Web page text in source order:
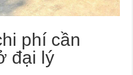
phí cần
đại lý